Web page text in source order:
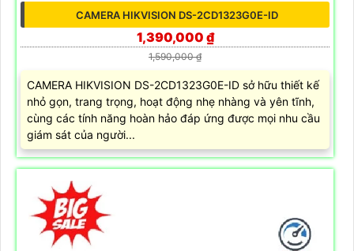
CAMERA HIKVISION DS-2CD1323G0E-ID
1,390,000 ₫
1,590,000 ₫
CAMERA HIKVISION DS-2CD1323G0E-ID sở hữu thiết kế
nhỏ gọn, trang trọng, hoạt động nhẹ nhàng và yên tĩnh,
cùng các tính năng hoàn hảo đáp ứng được mọi nhu cầu
giám sát của người...